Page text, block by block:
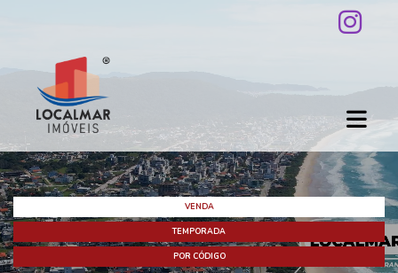
VENDA
TEMPORADA
POR CÓDIGO